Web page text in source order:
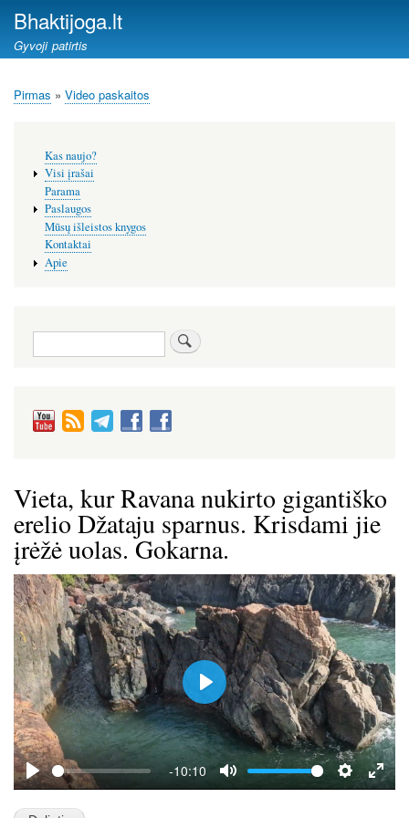
Bhaktijoga.lt
Gyvoji patirtis
Kelias
Pirmas Video paskaitos
Vieta, kur Ravana nukirto gigantiško
erelio Džataju sparnus. Krisdami jie
įrėžė uolas. Gokarna.
P
l
-10:10
M
S
E
P
l
a
y
meniu
Kas naujo?
Visi įrašai
Parama
Paslaugos
Mūsų išleistos knygos
Kontaktai
Apie
Paieška